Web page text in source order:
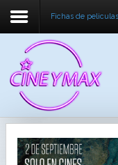
Fichas de peliculas